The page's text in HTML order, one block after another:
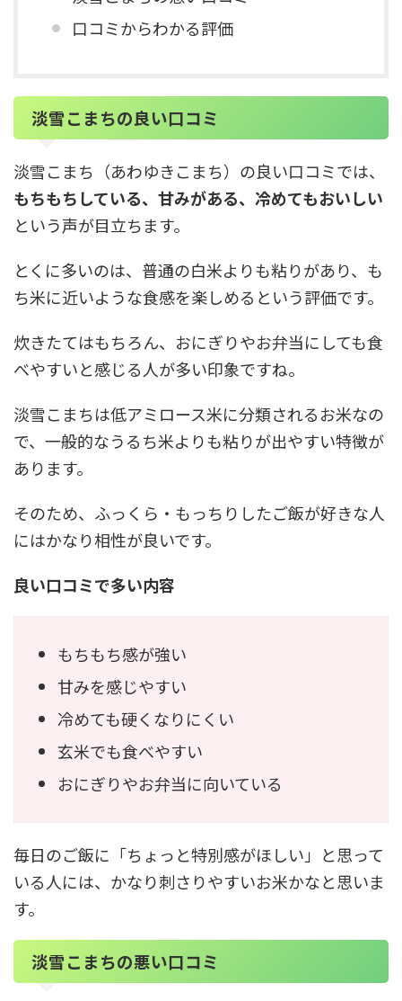
口コミからわかる評価
淡雪こまちの良い口コミ
淡雪こまち（あわゆきこまち）の良い口コミでは、
もちもちしている、甘みがある、冷めてもおいしい
という声が目立ちます。
とくに多いのは、普通の白米よりも粘りがあり、も
ち米に近いような食感を楽しめるという評価です。
炊きたてはもちろん、おにぎりやお弁当にしても食
べやすいと感じる人が多い印象ですね。
淡雪こまちは低アミロース米に分類されるお米なの
で、一般的なうるち米よりも粘りが出やすい特徴が
あります。
そのため、ふっくら・もっちりしたご飯が好きな人
にはかなり相性が良いです。
良い口コミで多い内容
もちもち感が強い
甘みを感じやすい
冷めても硬くなりにくい
玄米でも食べやすい
おにぎりやお弁当に向いている
毎日のご飯に「ちょっと特別感がほしい」と思って
いる人には、かなり刺さりやすいお米かなと思いま
す。
淡雪こまちの悪い口コミ